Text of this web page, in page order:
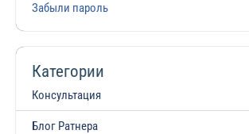
Забыли пароль
Категории
Консультация
Блог Ратнера